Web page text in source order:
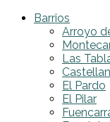
Barrios
Arroyo
Las
El Pardo
El Pilar